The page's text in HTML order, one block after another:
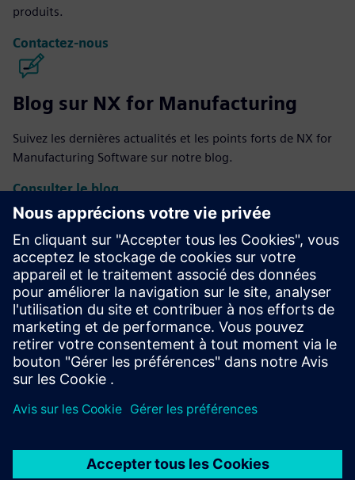
produits.
Contactez-nous
Blog sur NX for Manufacturing
Suivez les dernières actualités et les points forts de NX for
Manufacturing Software sur notre blog.
Consulter le blog
NX pour la communauté
manufacturière
Participez à la conversation ou obtenez des réponses à
toutes vos questions sur les logiciels NX for Manufacturing.
Découvrir la communauté